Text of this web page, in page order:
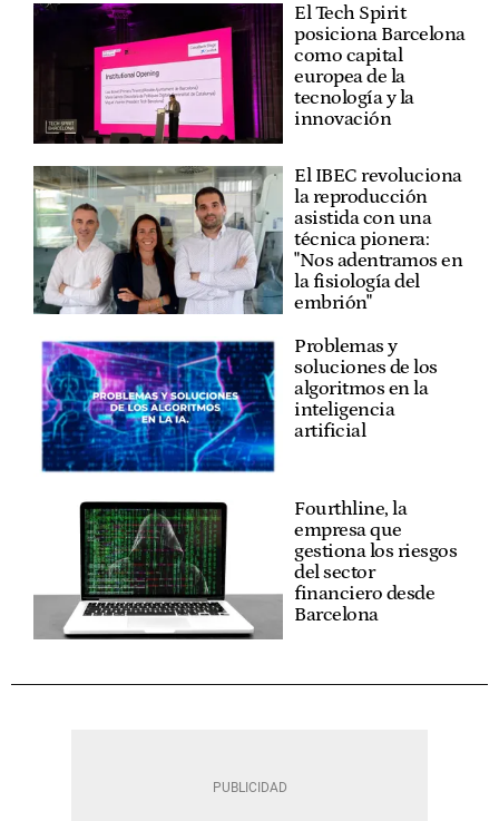
El Tech Spirit
posiciona Barcelona
como capital
europea de la
tecnología y la
innovación
El IBEC revoluciona
la reproducción
asistida con una
técnica pionera:
"Nos adentramos en
la fisiología del
embrión"
Problemas y
soluciones de los
algoritmos en la
inteligencia
artificial
Fourthline, la
empresa que
gestiona los riesgos
del sector
financiero desde
Barcelona